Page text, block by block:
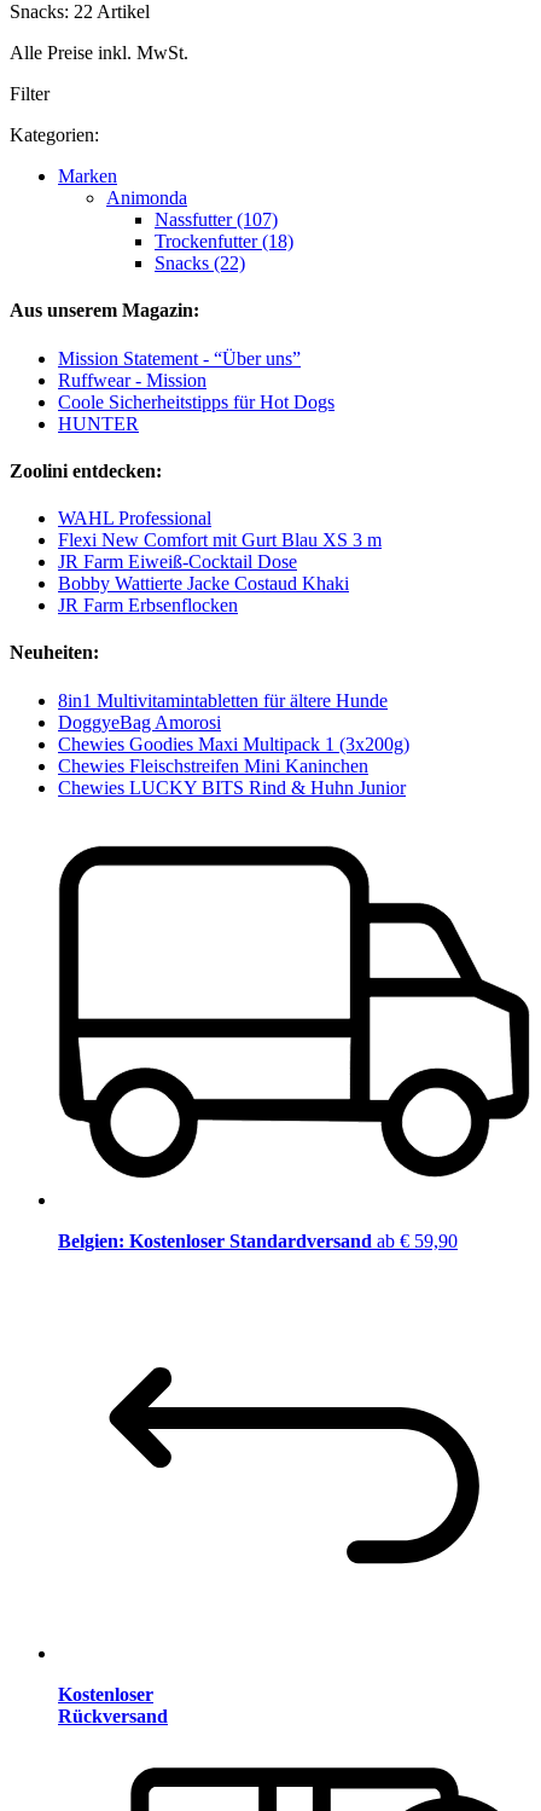
Snacks: 22 Artikel
Alle Preise inkl. MwSt.
Filter
Kategorien:
Marken
Animonda
Nassfutter (107)
Trockenfutter (18)
Snacks (22)
Aus unserem Magazin:
Mission Statement - “Über uns”
Ruffwear - Mission
Coole Sicherheitstipps für Hot Dogs
HUNTER
Zoolini entdecken:
WAHL Professional
Flexi New Comfort mit Gurt Blau XS 3 m
JR Farm Eiweiß-Cocktail Dose
Bobby Wattierte Jacke Costaud Khaki
JR Farm Erbsenflocken
Neuheiten:
8in1 Multivitamintabletten für ältere Hunde
DoggyeBag Amorosi
Chewies Goodies Maxi Multipack 1 (3x200g)
Chewies Fleischstreifen Mini Kaninchen
Chewies LUCKY BITS Rind & Huhn Junior
Belgien: Kostenloser Standardversand ab € 59,90
Kostenloser
Rückversand